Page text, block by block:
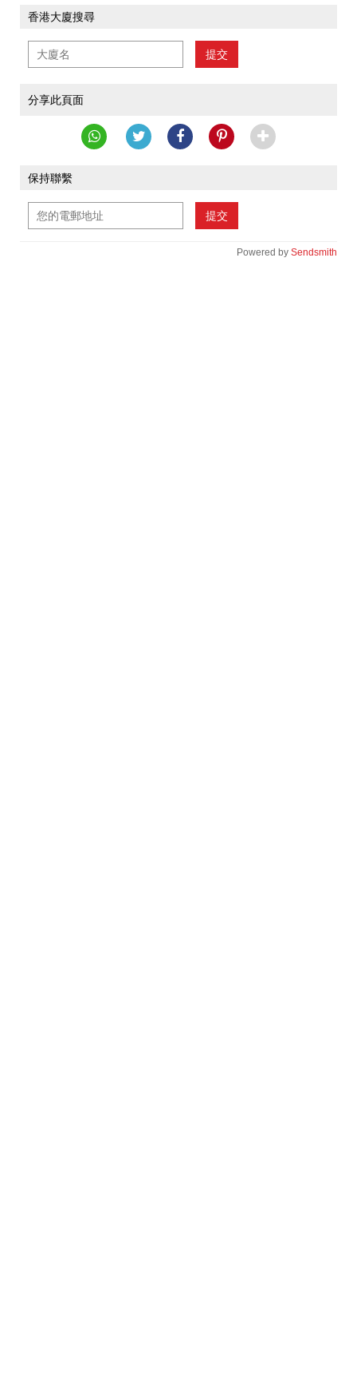
香港大廈搜尋
提交
分享此頁面
保持聯繫
提交
Powered by Sendsmith